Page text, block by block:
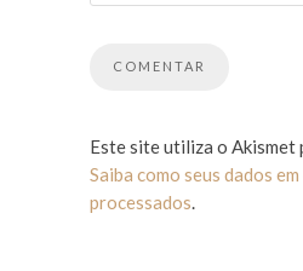
Este site utiliza o Akismet
Saiba como seus dados
processados.